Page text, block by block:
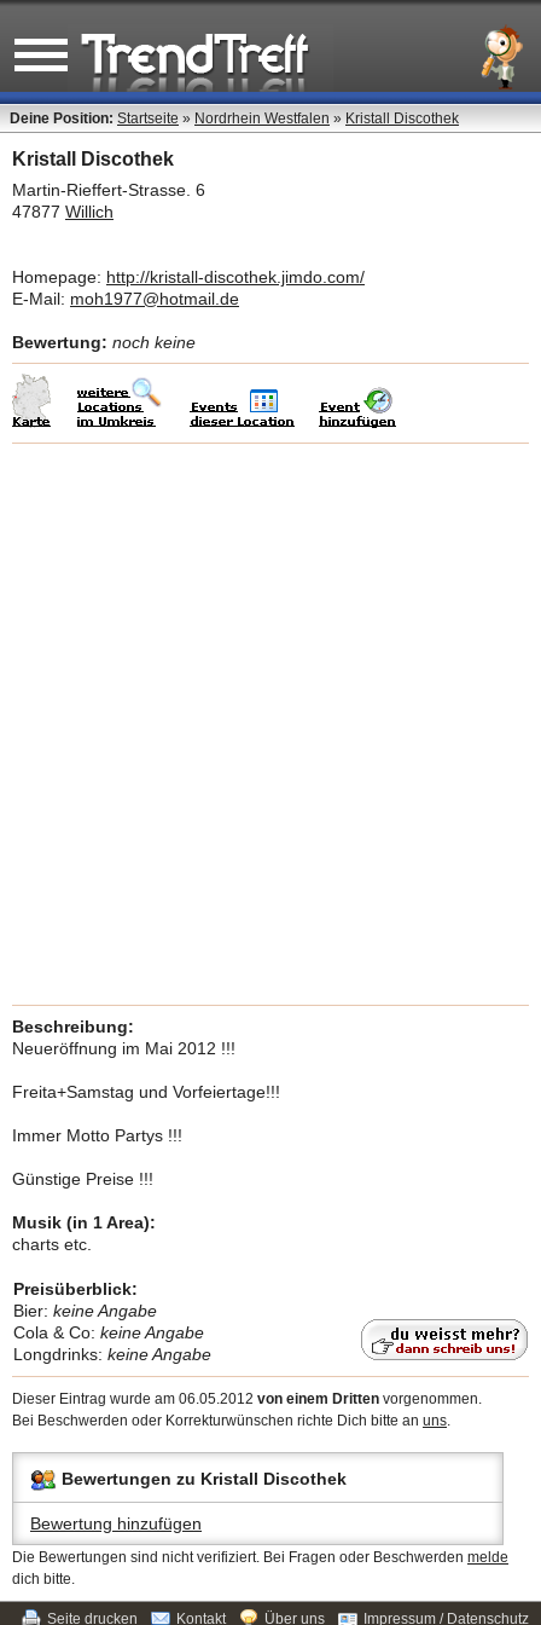
Deine Position: Startseite » Nordrhein Westfalen » Kristall Discothek
Kristall Discothek
Martin-Rieffert-Strasse. 6
47877 Willich
Homepage: http://kristall-discothek.jimdo.com/
E-Mail: moh1977@hotmail.de
Bewertung: noch keine
Beschreibung:
Neueröffnung im Mai 2012 !!!
Freita+Samstag und Vorfeiertage!!!
Immer Motto Partys !!!
Günstige Preise !!!
Musik (in 1 Area):
charts etc.
Preisüberblick:
Bier: keine Angabe
Cola & Co: keine Angabe
Longdrinks: keine Angabe
Dieser Eintrag wurde am 06.05.2012 von einem Dritten vorgenommen.
Bei Beschwerden oder Korrekturwünschen richte Dich bitte an uns.
Bewertungen zu Kristall Discothek
Bewertung hinzufügen
Die Bewertungen sind nicht verifiziert. Bei Fragen oder Beschwerden melde
dich bitte.
Seite drucken Kontakt Über uns Impressum / Datenschutz